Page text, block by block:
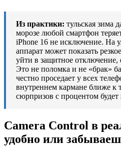
Из практики: тульская зима
морозе любой смартфон
iPhone 16 не исключение. На
аппарат может показать
уйти в защитное отключение,
Это не поломка и не «брак»
честно проседает у всех
внутреннем кармане ближе
сюрпризов с процентом
Camera Control в
удобно или